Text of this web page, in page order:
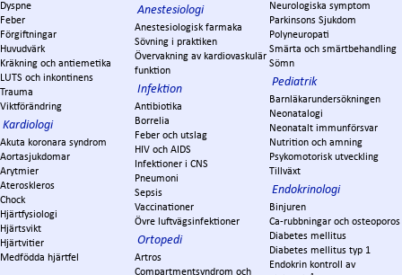
Dyspne
Feber
Förgiftningar
Huvudvärk
Kräkning och antiemetika
LUTS och inkontinens
Trauma
Viktförändring
Kardiologi
Akuta koronara syndrom
Aortasjukdomar
Arytmier
Ateroskleros
Chock
Hjärtfysiologi
Hjärtsvikt
Hjärtvitier
Medfödda hjärtfel
Anestesiologi
Anestesiologisk farmaka
Sövning i praktiken
Övervakning av kardiovaskulär
funktion
Infektion
Antibiotika
Borrelia
Feber och utslag
HIV och AIDS
Infektioner i CNS
Pneumoni
Sepsis
Vaccinationer
Övre luftvägsinfektioner
Ortopedi
Artros
Compartmentsyndrom och
Neurologiska symptom
Parkinsons Sjukdom
Polyneuropati
Smärta och smärtbehandling
Sömn
Pediatrik
Barnläkarundersökningen
Neonatalogi
Neonatalt immunförsvar
Nutrition och amning
Psykomotorisk utveckling
Tillväxt
Endokrinologi
Binjuren
Ca-rubbningar och osteoporos
Diabetes mellitus
Diabetes mellitus typ 1
Endokrin kontroll av